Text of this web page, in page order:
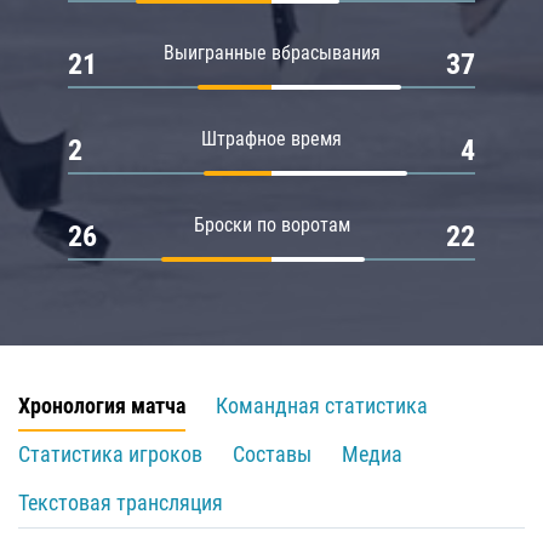
Выигранные вбрасывания
21 37
Штрафное время
2 4
Броски по воротам
26 22
Хронология матча
Командная статистика
Статистика игроков
Составы
Медиа
Текстовая трансляция